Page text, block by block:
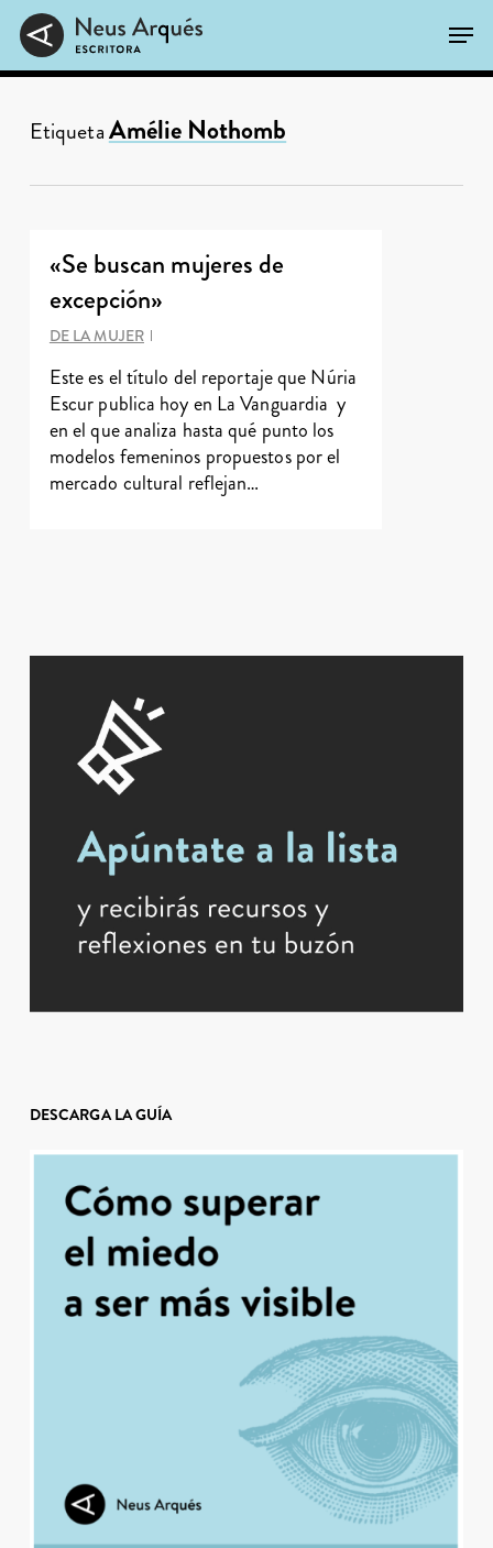
Skip
main
EtiquetaAmélie Nothomb
«Se buscan mujeres de
excepción»
DE LA MUJER
Este es el título del reportaje que Núria
Escur publica hoy en La Vanguardia y
en el que analiza hasta qué punto los
modelos femeninos propuestos por el
mercado cultural reflejan…
DESCARGA LA GUÍA
Close